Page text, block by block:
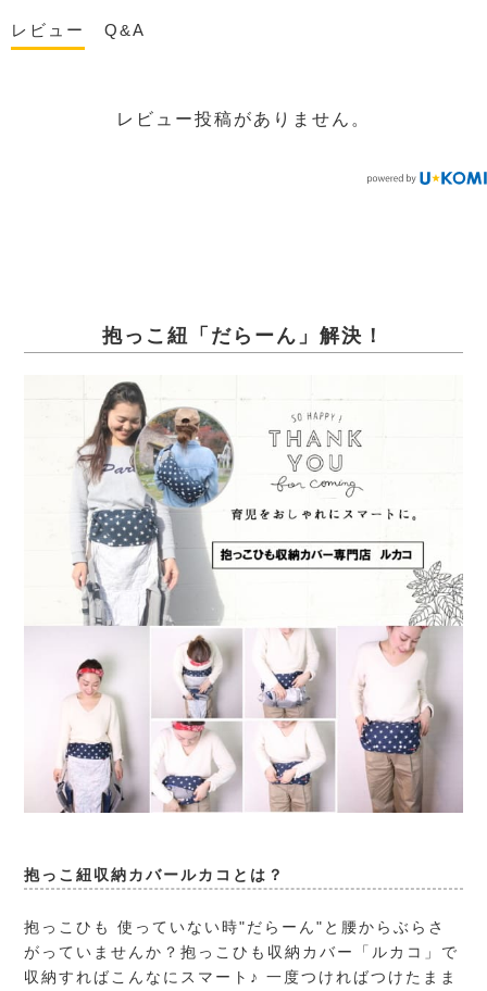
レビュー Q&A
レビュー投稿がありません。
抱っこ紐「だらーん」解決！
抱っこ紐収納カバールカコとは？
抱っこひも 使っていない時"だらーん"と腰からぶらさ
がっていませんか？抱っこひも収納カバー「ルカコ」で
収納すればこんなにスマート♪ 一度つければつけたまま